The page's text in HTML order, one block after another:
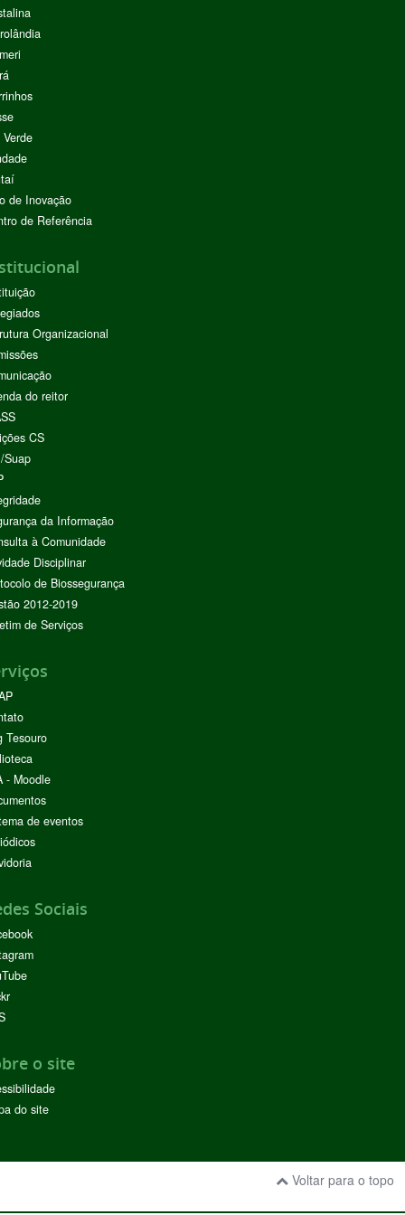
de Inovação
de Referência
Organizacional
do reitor
CS
Suap
da Informação
à Comunidade
Disciplinar
de Biossegurança
2012-2019
de Serviços
Tesouro
- Moodle
de eventos
Sociais
o site
do site
Voltar para o topo